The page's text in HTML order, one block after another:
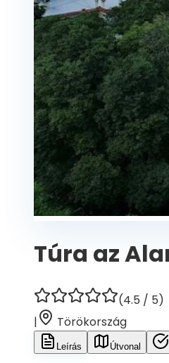
Túra az
(4.5 / 5)
|
Törökország
Leírás Útvonal